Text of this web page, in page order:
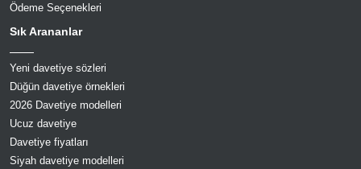
Ödeme Seçenekleri
Sık Arananlar
Yeni davetiye sözleri
Düğün davetiye örnekleri
2026 Davetiye modelleri
Ucuz davetiye
Davetiye fiyatları
Siyah davetiye modelleri